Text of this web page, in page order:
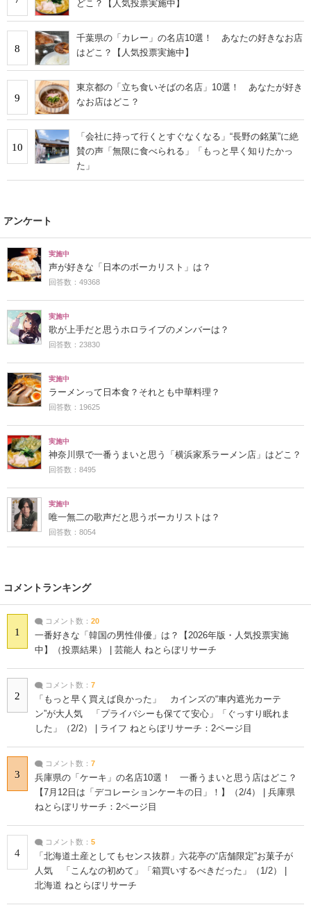
どこ？【人気投票実施中】
8
千葉県の「カレー」の名店10選！ あなたの好きなお店
はどこ？【人気投票実施中】
9
東京都の「立ち食いそばの名店」10選！ あなたが好き
なお店はどこ？
10
「会社に持って行くとすぐなくなる」“長野の銘菓”に絶
賛の声「無限に食べられる」「もっと早く知りたかっ
た」
アンケート
実施中
声が好きな「日本のボーカリスト」は？
回答数：49368
実施中
歌が上手だと思うホロライブのメンバーは？
回答数：23830
実施中
ラーメンって日本食？それとも中華料理？
回答数：19625
実施中
神奈川県で一番うまいと思う「横浜家系ラーメン店」はどこ？
回答数：8495
実施中
唯一無二の歌声だと思うボーカリストは？
回答数：8054
コメントランキング
1
コメント数： 20
一番好きな「韓国の男性俳優」は？【2026年版・人気投票実施
中】（投票結果） | 芸能人 ねとらぼリサーチ
2
コメント数： 7
「もっと早く買えば良かった」 カインズの“車内遮光カーテ
ン”が大人気 「プライバシーも保てて安心」「ぐっすり眠れま
した」（2/2） | ライフ ねとらぼリサーチ：2ページ目
3
コメント数： 7
兵庫県の「ケーキ」の名店10選！ 一番うまいと思う店はどこ？
【7月12日は「デコレーションケーキの日」！】（2/4） | 兵庫県
ねとらぼリサーチ：2ページ目
4
コメント数： 5
「北海道土産としてもセンス抜群」六花亭の“店舗限定”お菓子が
人気 「こんなの初めて」「箱買いするべきだった」（1/2） |
北海道 ねとらぼリサーチ